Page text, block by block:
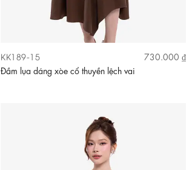
KK189-15
730.000 ₫
Đầm lụa dáng xòe cổ thuyền lệch vai